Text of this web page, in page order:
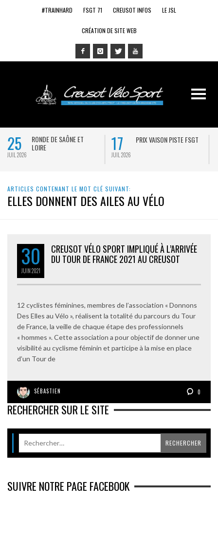
#TRAINHARD FSGT 71 CREUSOT INFOS LE JSL
CRÉATION DE SITE WEB
25
JUIL 2026
RONDE DE SAÔNE ET
LOIRE
17
JUIL 2026
PRIX VAISON PISTE FSGT
ARTICLES CONTENANT LE MOT CLÉ SUIVANT:
ELLES DONNENT DES AILES AU VÉLO
30
JUIN2021
CREUSOT VÉLO SPORT IMPLIQUÉ À L’ARRIVÉE
DU TOUR DE FRANCE 2021 AU CREUSOT
12 cyclistes féminines, membres de l’association « Donnons
Des Elles au Vélo », réalisent la totalité du parcours du Tour
de France, la veille de chaque étape des professionnels
« hommes ». Cette association a pour objectif de donner une
visibilité au cyclisme féminin et participe à la mise en place
d’un Tour de
SÉBASTIEN 0
RECHERCHER SUR LE SITE
SUIVRE NOTRE PAGE FACEBOOK